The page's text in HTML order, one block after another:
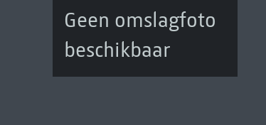
Geen omslagfoto
beschikbaar